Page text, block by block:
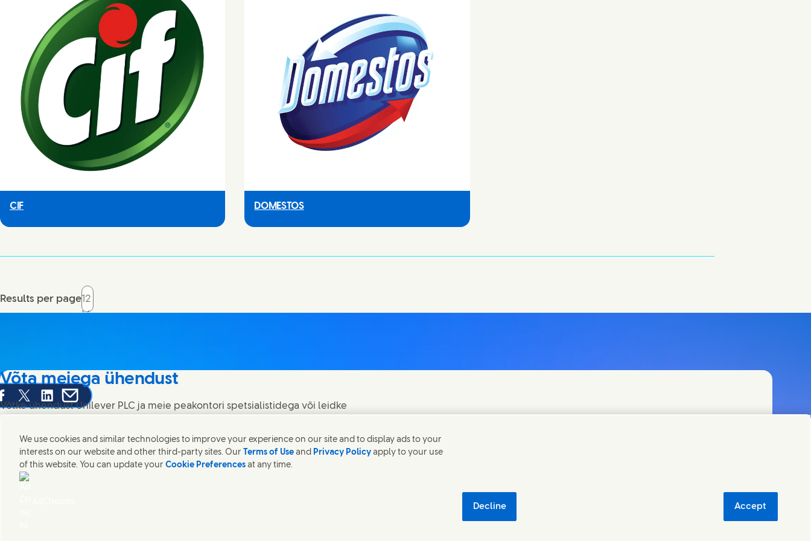
CIF DOMESTOS
Results per page
this page on Facebook
Share this page on X
Share this page on Linked In
Share this page on E-mail
Võta meiega ühendust
Võtke ühendust Unilever PLC ja meie peakontori spetsialistidega või leidke
Võta meiega ühendust
Võtke meiega ühendust
We use cookies and similar technologies to improve your experience on our site and to display ads to your
interests on our website and other third-party sites. Our Terms of Use and Privacy Policy apply to your use
of this website. You can update your Cookie Preferences at any time.
Decline Accept